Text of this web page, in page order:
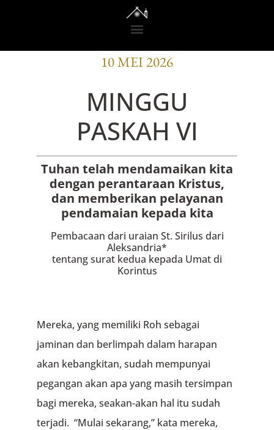
BACAAN OFISI
10 MEI 2026
MINGGU
PASKAH VI
Tuhan telah mendamaikan kita
dengan perantaraan Kristus,
dan memberikan pelayanan
pendamaian kepada kita
Pembacaan dari uraian St. Sirilus dari
Aleksandria*
tentang surat kedua kepada Umat di
Korintus
Mereka, yang memiliki Roh sebagai
jaminan dan berlimpah dalam harapan
akan kebangkitan, sudah mempunyai
pegangan akan apa yang masih tersimpan
bagi mereka, seakan-akan hal itu sudah
terjadi. “Mulai sekarang,” kata mereka,